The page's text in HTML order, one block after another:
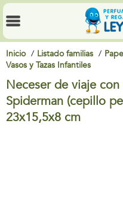
Inicio Listado familias
Vasos y Tazas Infantiles
Neceser de viaje
Spiderman (cepillo
23x15,5x8 cm